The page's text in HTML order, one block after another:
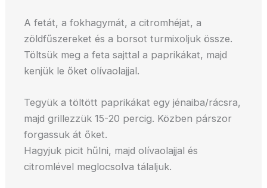
A fetát, a fokhagymát, a citromhéjat, a
zöldfűszereket és a borsot turmixoljuk össze.
Töltsük meg a feta sajttal a paprikákat, majd
kenjük le őket olívaolajjal.
Tegyük a töltött paprikákat egy jénaiba/rácsra,
majd grillezzük 15-20 percig. Közben párszor
forgassuk át őket.
Hagyjuk picit hűlni, majd olívaolajjal és
citromlével meglocsolva tálaljuk.